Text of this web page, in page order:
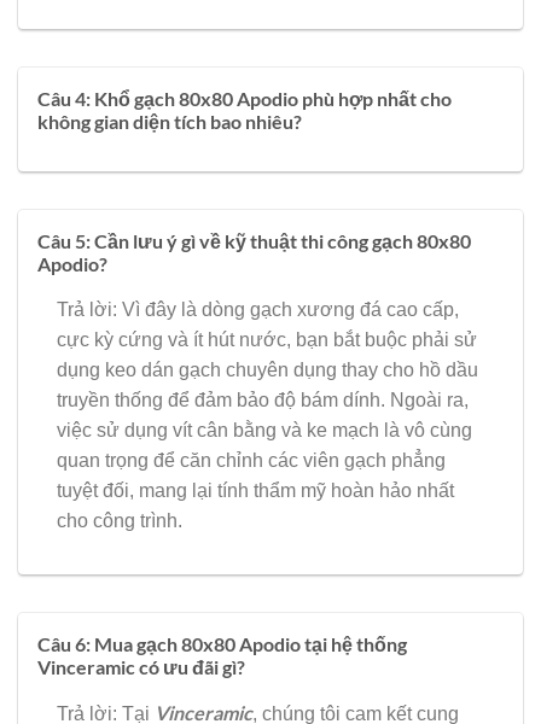
Câu 4: Khổ gạch 80x80 Apodio phù hợp nhất cho
không gian diện tích bao nhiêu?
Câu 5: Cần lưu ý gì về kỹ thuật thi công gạch 80x80
Apodio?
Trả lời: Vì đây là dòng gạch xương đá cao cấp,
cực kỳ cứng và ít hút nước, bạn bắt buộc phải sử
dụng keo dán gạch chuyên dụng thay cho hồ dầu
truyền thống để đảm bảo độ bám dính. Ngoài ra,
việc sử dụng vít cân bằng và ke mạch là vô cùng
quan trọng để căn chỉnh các viên gạch phẳng
tuyệt đối, mang lại tính thẩm mỹ hoàn hảo nhất
cho công trình.
Câu 6: Mua gạch 80x80 Apodio tại hệ thống
Vinceramic có ưu đãi gì?
Trả lời: Tại Vinceramic, chúng tôi cam kết cung